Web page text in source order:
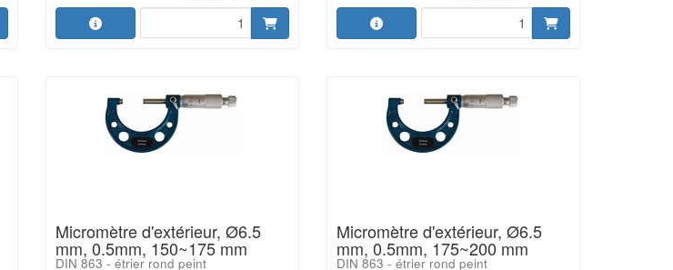
Micromètre d'extérieur, Ø6.5
mm, 0.5mm, 150~175 mm
DIN 863 - étrier rond peint
Micromètre d'extérieur, Ø6.5
mm, 0.5mm, 175~200 mm
DIN 863 - étrier rond peint